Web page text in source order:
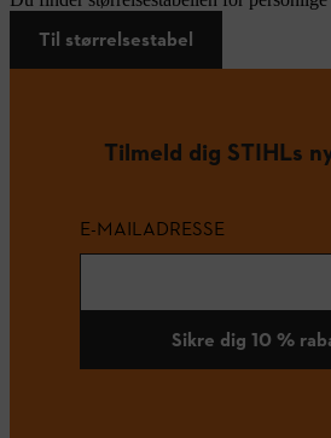
Til størrelsestabel
Tilmeld dig STIHLs
E-MAILADRESSE
Sikre dig 10 %